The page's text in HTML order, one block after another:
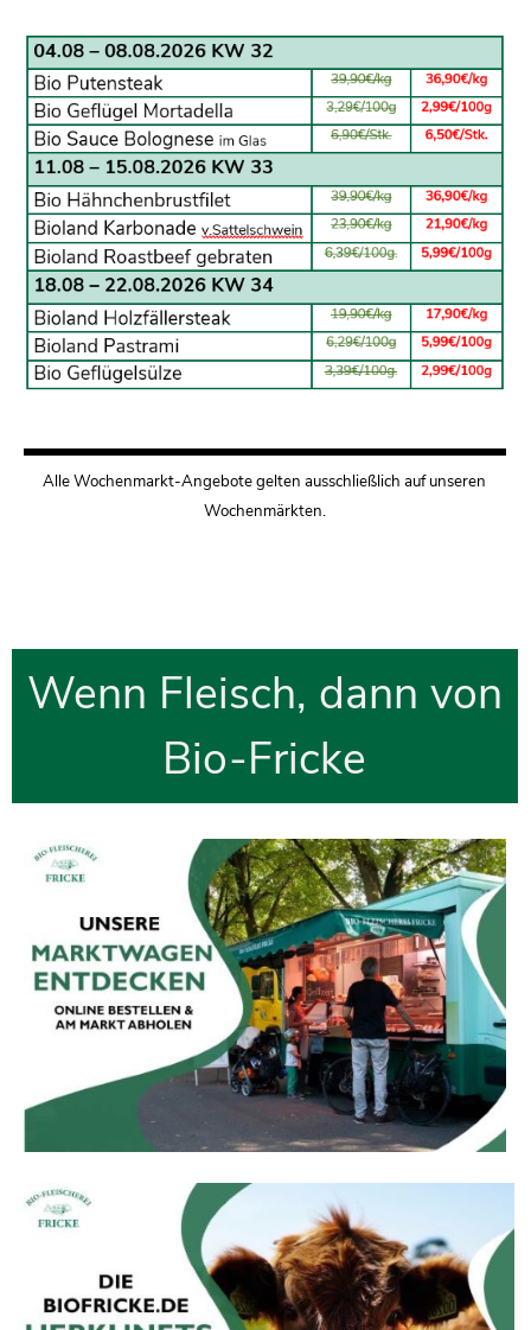
Alle Wochenmarkt-Angebote gelten ausschließlich auf unseren
Wochenmärkten.
Wenn Fleisch, dann von
Bio-Fricke